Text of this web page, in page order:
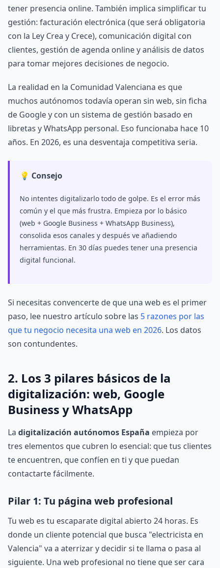
tener presencia online. También implica simplificar tu
gestión: facturación electrónica (que será obligatoria
con la Ley Crea y Crece), comunicación digital con
clientes, gestión de agenda online y análisis de datos
para tomar mejores decisiones de negocio.
La realidad en la Comunidad Valenciana es que
muchos autónomos todavía operan sin web, sin ficha
de Google y con un sistema de gestión basado en
libretas y WhatsApp personal. Eso funcionaba hace 10
años. En 2026, es una desventaja competitiva seria.
💡 Consejo
No intentes digitalizarlo todo de golpe. Es el error más
común y el que más frustra. Empieza por lo básico
(web + Google Business + WhatsApp Business),
consolida esos canales y después ve añadiendo
herramientas. En 30 días puedes tener una presencia
digital funcional.
Si necesitas convencerte de que una web es el primer
paso, lee nuestro artículo sobre las 5 razones por las
que tu negocio necesita una web en 2026. Los datos
son contundentes.
2. Los 3 pilares básicos de la
digitalización: web, Google
Business y WhatsApp
La digitalización autónomos España empieza por
tres elementos que cubren lo esencial: que tus clientes
te encuentren, que confíen en ti y que puedan
contactarte fácilmente.
Pilar 1: Tu página web profesional
Tu web es tu escaparate digital abierto 24 horas. Es
donde un cliente potencial que busca "electricista en
Valencia" va a aterrizar y decidir si te llama o pasa al
siguiente. Una web profesional no tiene que ser cara